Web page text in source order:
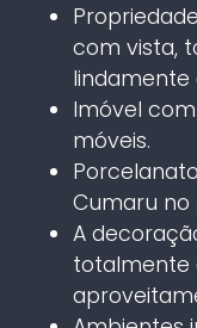
com vista,
lindamente
Imóvel
móveis.
Cumaru no
A
totalmente